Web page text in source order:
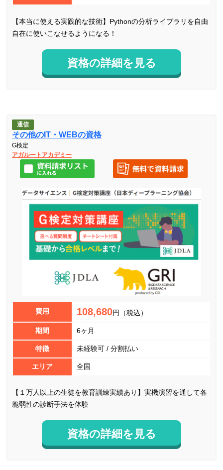
【本当に使える実践的な技術】Pythonの分析ライブラリを自由
自在に使いこなせるようになる！
資格の詳細を見る
通信
その他のIT・WEBの資格
G検定
アガルートアカデミー
費用 108,680円（税込）
期間 6ヶ月
特徴 未経験可 / 分割払い
エリア 全国
【１万人以上の生徒を教育訓練実績あり】実機演習を通して各
脆弱性の診断手法を体験
資格の詳細を見る